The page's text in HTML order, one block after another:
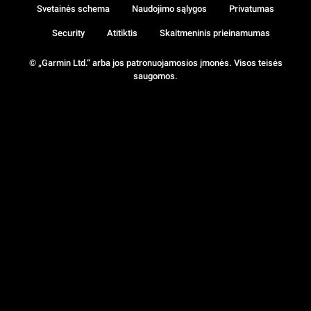
© „Garmin Ltd.“ arba jos patronuojamosios įmonės. Visos teisės
saugomos.
Svetainės schema Naudojimo sąlygos Privatumas
Security Atitiktis Skaitmeninis prieinamumas